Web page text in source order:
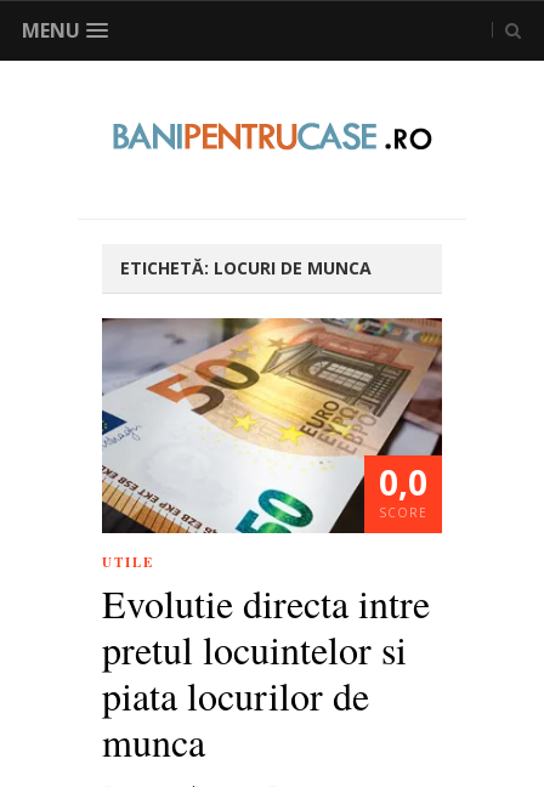
MENU
ETICHETĂ: LOCURI DE MUNCA
0,0
SCORE
UTILE
Evolutie directa intre
pretul locuintelor si
piata locurilor de
munca